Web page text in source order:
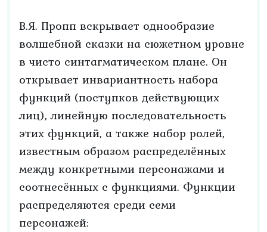
В.Я. Пропп вскрывает однообразие
волшебной сказки на сюжетном уровне
в чисто синтагматическом плане. Он
открывает инвариантность набора
функций (поступков действующих
лиц), линейную последовательность
этих функций, а также набор ролей,
известным образом распределённых
между конкретными персонажами и
соотнесённых с функциями. Функции
распределяются среди семи
персонажей: